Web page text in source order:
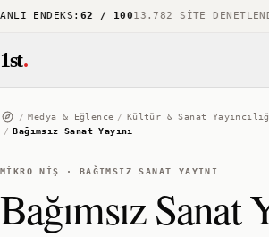
ENDEKS:62 / 10013.782 SITE DENETLENDI
1st.
/ Medya & Eğlence / Kültür & Sanat
/ Bağımsız Sanat Yayını
MIKRO NIŞ · BAĞIMSIZ SANAT YAYINI
Bağımsız Sanat